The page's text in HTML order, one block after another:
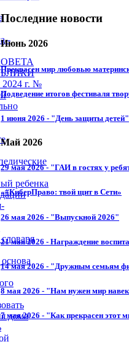
-
г. №
ребенка
дома
Последние новости
Июнь 2026
Прекрасен мир любовью
Подведение итогов фестиваля
1 июня 2026 - "День защиты детей"
Май 2026
29 мая 2026 - "ГАИ в гостях у
«#КиберПраво: твой щит в Сети»
26 мая 2026 - "Выпускной 2026"
21 мая 2026 - Награждение
14 мая 2026 - "Дружным семьям
8 мая 2026 - "Нам нужен мир
7 мая 2026 - "Как прекрасен этот